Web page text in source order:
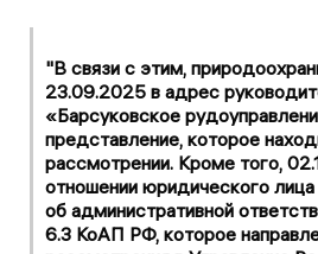
"В связи с этим,
23.09.2025 в адрес
«Барсуковское
представление, которое
рассмотрении. Кроме того,
отношении юридического
об административной
6.3 КоАП РФ, которое